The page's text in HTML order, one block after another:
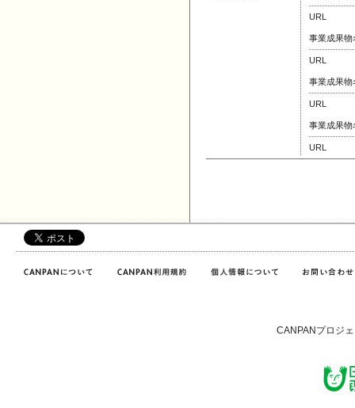
URL
事業成果物
URL
事業成果物
URL
事業成果物
URL
CANPANプロジ